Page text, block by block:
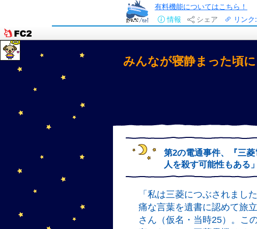
有料機能についてはこちら！
情報
シェア リンク: